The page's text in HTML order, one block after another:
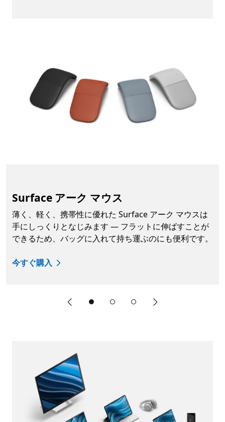
前のスライド 次のスライド
Surface アーク マウス
薄く、軽く、携帯性に優れた Surface アーク マウスは
手にしっくりとなじみます ― フラットに伸ばすことが
できるため、バッグに入れて持ち運ぶのにも便利です。
今すぐ購入